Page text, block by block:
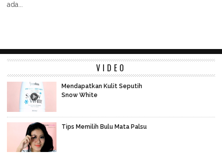
ada...
VIDEO
Mendapatkan Kulit Seputih
Snow White
Tips Memilih Bulu Mata Palsu